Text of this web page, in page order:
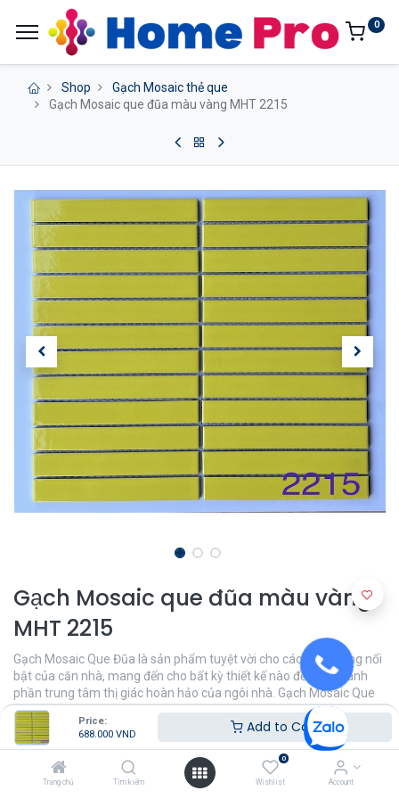
Price:
688.000 VND Add to Cart
Trang chủ Tìm kiếm
0
Wishlist Account
0
Shop
Gạch Mosaic thẻ que
Gạch Mosaic que đũa màu vàng MHT 2215
Gạch Mosaic que đũa màu vàng
MHT 2215
Gạch Mosaic Que Đũa là sản phẩm tuyệt vời cho các bức tường nổi
bật của căn nhà, mang đến cho bất kỳ thiết kế nào đều trở thành
phần trung tâm thị giác hoàn hảo của ngôi nhà. Gạch Mosaic Que
Đũa còn được gọi là gạch kit-kat nổi tiếng với vẻ ngoài dài và mỏng,
tăng thêm sự thu hút về mặt thị giác mà không bị chế ngự.
688.000 VND